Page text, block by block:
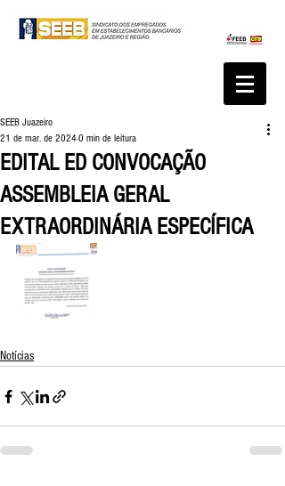
EDITAL ED CONVOCAÇÃO
ASSEMBLEIA GERAL
EXTRAORDINÁRIA ESPECÍFICA
SEEB Juazeiro
21 de mar. de 2024 0 min de leitura
Notícias